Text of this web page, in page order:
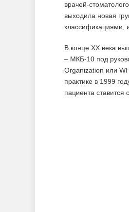
врачей-
выходила новая
классификациями,
В конце XX века
– МКБ-10 под
Organization или
практике в 1999
пациента